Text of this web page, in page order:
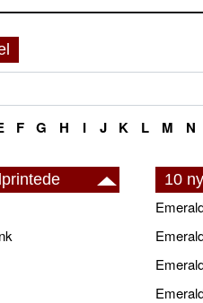
F G H I J K L M N
10